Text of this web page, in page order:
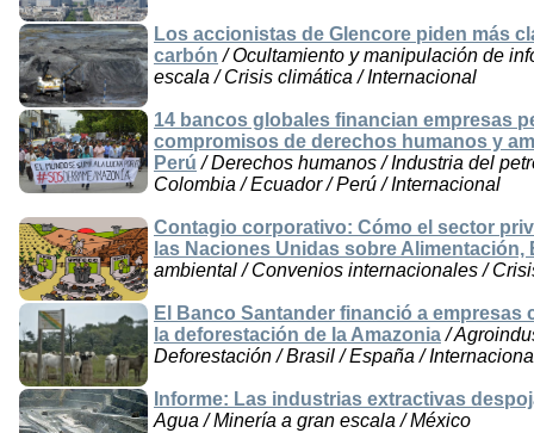
Los accionistas de Glencore piden más
carbón / Ocultamiento y manipulación de
escala / Crisis climática / Internacional
14 bancos globales financian empresas
compromisos de derechos humanos y
Perú / Derechos humanos / Industria del
Colombia / Ecuador / Perú / Internacional
Contagio corporativo: Cómo el sector
las Naciones Unidas sobre
ambiental / Convenios internacionales /
El Banco Santander financió a
la deforestación de la Amazonia/
Deforestación / Brasil / España /
Informe: Las industrias extractivas
Agua / Minería a gran escala / México